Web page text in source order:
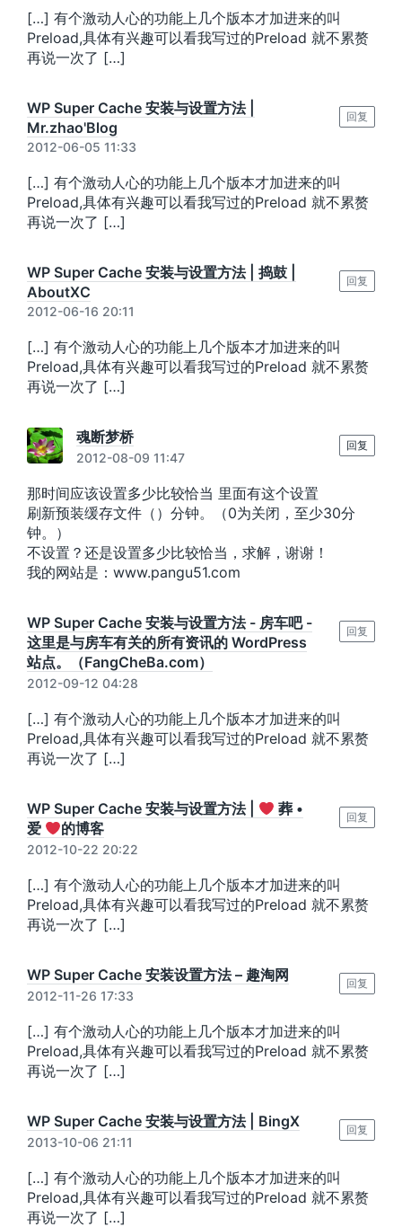
[…] 有个激动人心的功能上几个版本才加进来的叫
Preload,具体有兴趣可以看我写过的Preload 就不累赘
再说一次了 […]
WP Super Cache 安装与设置方法 |
Mr.zhao'Blog
2012-06-05 11:33
[…] 有个激动人心的功能上几个版本才加进来的叫
Preload,具体有兴趣可以看我写过的Preload 就不累赘
再说一次了 […]
回复
WP Super Cache 安装与设置方法 | 捣鼓 |
AboutXC
2012-06-16 20:11
[…] 有个激动人心的功能上几个版本才加进来的叫
Preload,具体有兴趣可以看我写过的Preload 就不累赘
再说一次了 […]
回复
魂断梦桥
2012-08-09 11:47
那时间应该设置多少比较恰当 里面有这个设置
刷新预装缓存文件（）分钟。（0为关闭，至少30分
钟。）
不设置？还是设置多少比较恰当，求解，谢谢！
我的网站是：www.pangu51.com
回复
WP Super Cache 安装与设置方法 - 房车吧 -
这里是与房车有关的所有资讯的 WordPress
站点。（FangCheBa.com）
2012-09-12 04:28
[…] 有个激动人心的功能上几个版本才加进来的叫
Preload,具体有兴趣可以看我写过的Preload 就不累赘
再说一次了 […]
回复
WP Super Cache 安装与设置方法 |
葬 •
爱
的博客
2012-10-22 20:22
[…] 有个激动人心的功能上几个版本才加进来的叫
Preload,具体有兴趣可以看我写过的Preload 就不累赘
再说一次了 […]
回复
WP Super Cache 安装设置方法 – 趣淘网
2012-11-26 17:33
[…] 有个激动人心的功能上几个版本才加进来的叫
Preload,具体有兴趣可以看我写过的Preload 就不累赘
再说一次了 […]
回复
WP Super Cache 安装与设置方法 | BingX
2013-10-06 21:11
[…] 有个激动人心的功能上几个版本才加进来的叫
Preload,具体有兴趣可以看我写过的Preload 就不累赘
再说一次了 […]
回复